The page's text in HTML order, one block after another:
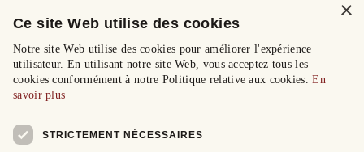
×
Ce site Web utilise des cookies
Notre site Web utilise des cookies pour améliorer l'expérience
utilisateur. En utilisant notre site Web, vous acceptez tous les
cookies conformément à notre Politique relative aux cookies.En
savoir plus
STRICTEMENT NÉCESSAIRES